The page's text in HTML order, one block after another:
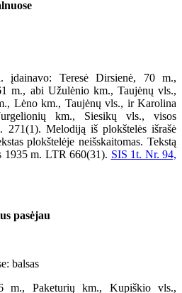
Teresė Dirsienė, 70 m.,
m., abi Užulėnio km., Taujėnų vls.,
Lėno km., Taujėnų vls., ir Karolina
km., Siesikų vls., visos
271(1). Melodiją iš plokštelės išrašė
plokštelėje neišskaitomas. Tekstą
1935 m. LTR 660(31). SIS 1t. Nr. 94,
pasėjau
balsas
m., Paketurių km., Kupiškio vls.,